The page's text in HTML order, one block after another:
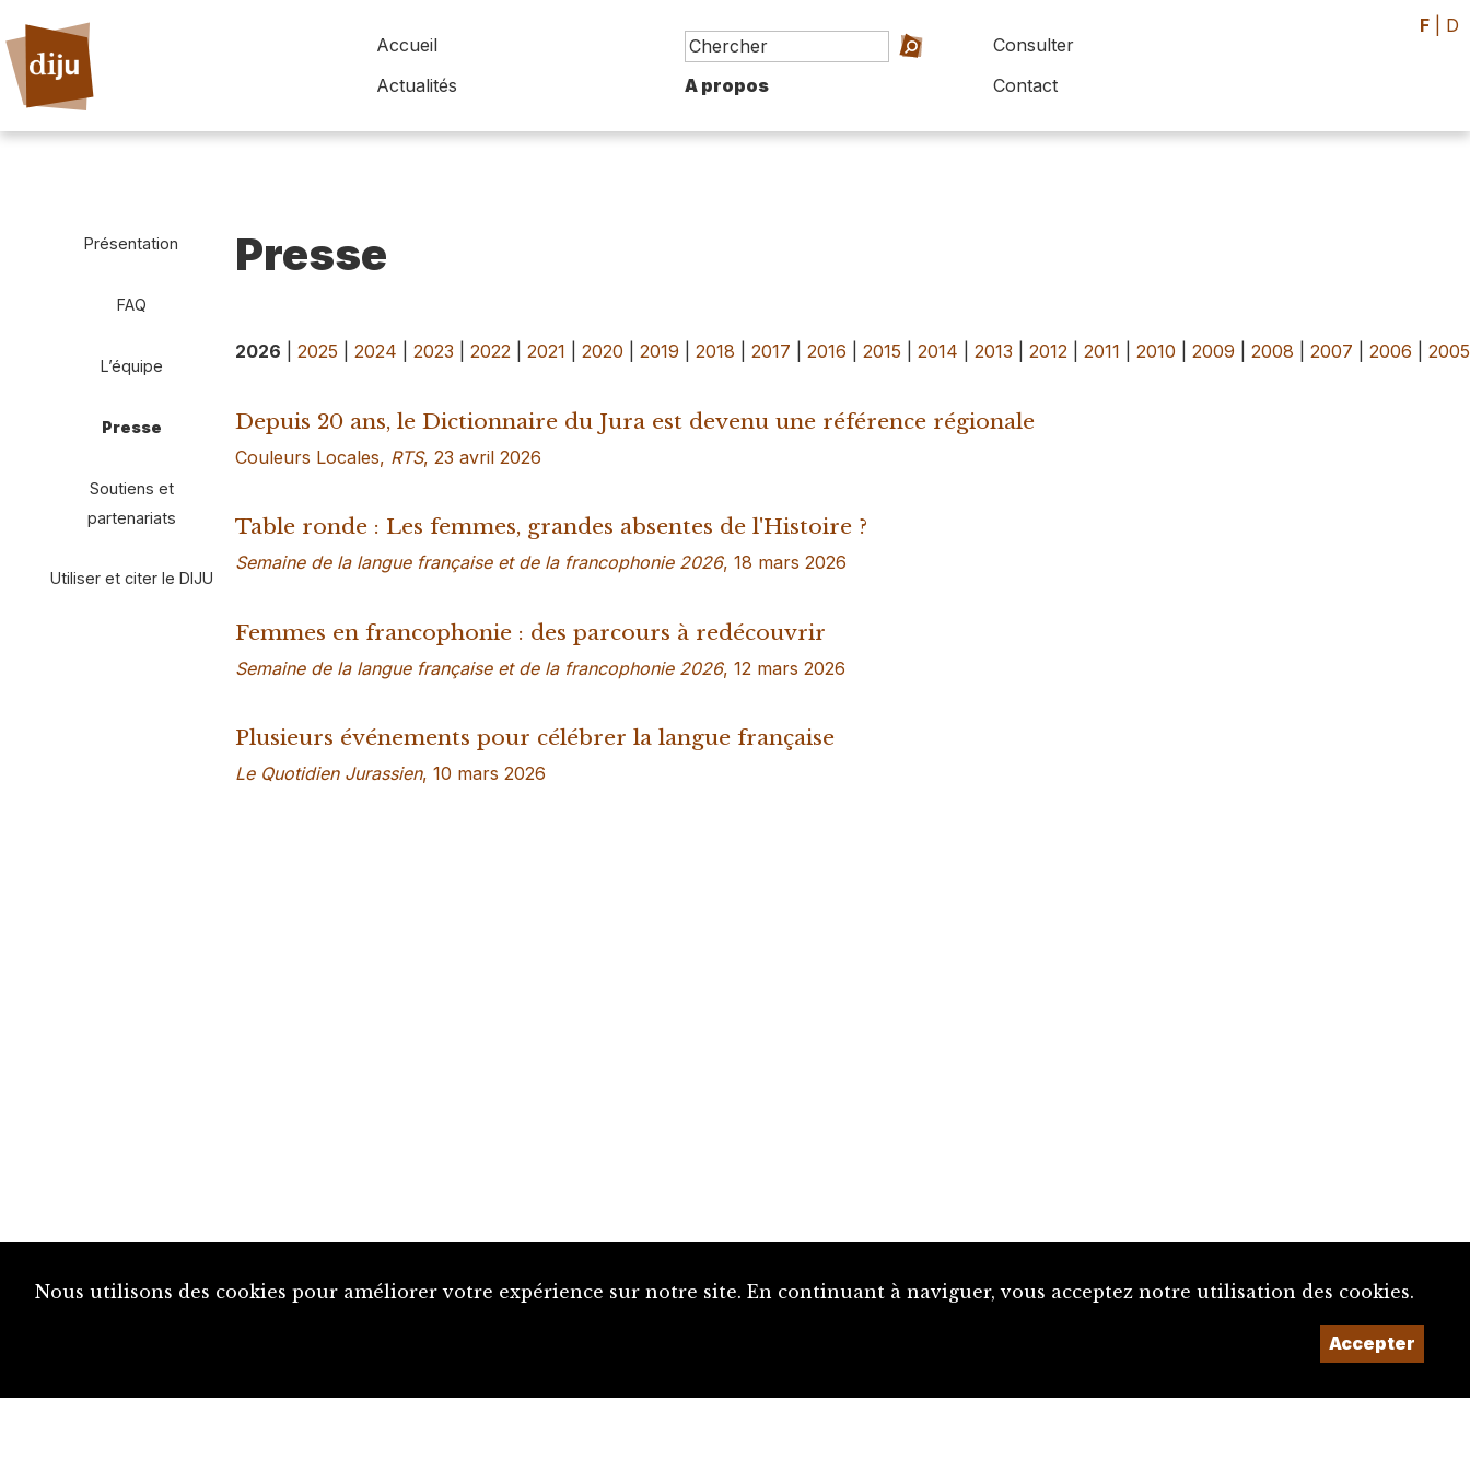
Accueil
Consulter
Actualités
A propos Contact
F D
Présentation
FAQ
L’équipe
Presse
Soutiens et
partenariats
Utiliser et citer le DIJU
Presse
2026 |2025 |2024 |2023 |2022 |2021 |2020 |2019 |2018 |2017 |2016 |2015 |2014 |2013 |2012 |2011 |2010 |2009 |2008 |2007 |2006 |2005
Depuis 20 ans, le Dictionnaire du Jura est devenu une référence régionale
Couleurs Locales, RTS, 23 avril 2026
Table ronde : Les femmes, grandes absentes de l'Histoire ?
Semaine de la langue française et de la francophonie 2026, 18 mars 2026
Femmes en francophonie : des parcours à redécouvrir
Semaine de la langue française et de la francophonie 2026, 12 mars 2026
Plusieurs événements pour célébrer la langue française
Le Quotidien Jurassien, 10 mars 2026
Nous utilisons des cookies pour améliorer votre expérience sur notre site. En continuant à naviguer, vous acceptez notre utilisation des cookies.
Accepter